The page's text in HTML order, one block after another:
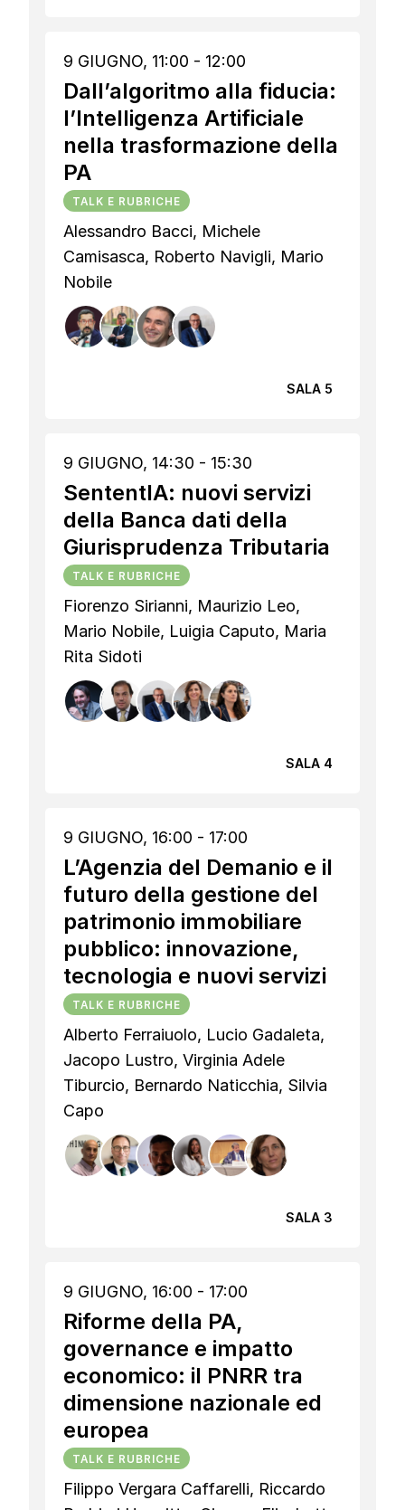
9 GIUGNO, 11:00 - 12:00
Dall’algoritmo alla fiducia:
l’Intelligenza Artificiale
nella trasformazione della
PA
TALK E RUBRICHE
Alessandro Bacci, Michele
Camisasca, Roberto Navigli, Mario
Nobile
SALA 5
9 GIUGNO, 14:30 - 15:30
SententIA: nuovi servizi
della Banca dati della
Giurisprudenza Tributaria
TALK E RUBRICHE
Fiorenzo Sirianni, Maurizio Leo,
Mario Nobile, Luigia Caputo, Maria
Rita Sidoti
SALA 4
9 GIUGNO, 16:00 - 17:00
L’Agenzia del Demanio e il
futuro della gestione del
patrimonio immobiliare
pubblico: innovazione,
tecnologia e nuovi servizi
TALK E RUBRICHE
Alberto Ferraiuolo, Lucio Gadaleta,
Jacopo Lustro, Virginia Adele
Tiburcio, Bernardo Naticchia, Silvia
Capo
SALA 3
9 GIUGNO, 16:00 - 17:00
Riforme della PA,
governance e impatto
economico: il PNRR tra
dimensione nazionale ed
europea
TALK E RUBRICHE
Filippo Vergara Caffarelli, Riccardo